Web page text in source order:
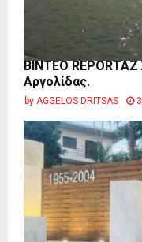
BINTEO
Αργολίδας.
by AGGELOS DRITSAS